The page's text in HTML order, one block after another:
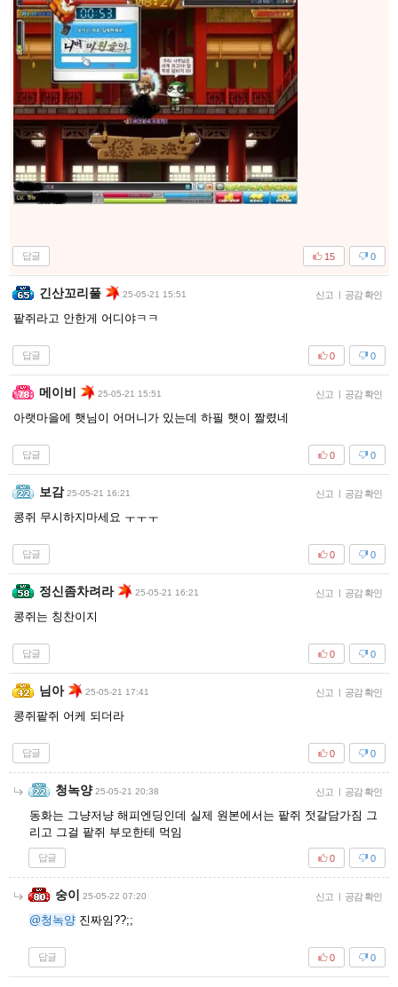
답글 0
15
긴산꼬리풀 25-05-21 15:51 신고 공감 확인
팥쥐라고 안한게 어디야ㅋㅋ
답글 0
0
메이비 25-05-21 15:51 신고 공감 확인
아랫마을에 햇님이 어머니가 있는데 하필 햇이 짤렸네
답글 0
0
보감 25-05-21 16:21 신고 공감 확인
콩쥐 무시하지마세요 ㅜㅜㅜ
답글 0
0
정신좀차려라 25-05-21 16:21 신고 공감 확인
콩쥐는 칭찬이지
답글 0
0
님아 25-05-21 17:41 신고 공감 확인
콩쥐팥쥐 어케 되더라
답글 0
0
청녹양 25-05-21 20:38 신고 공감 확인
동화는 그냥저냥 해피엔딩인데 실제 원본에서는 팥쥐 젓갈담가짐 그
리고 그걸 팥쥐 부모한테 먹임
답글 0
0
숭이 25-05-22 07:20 신고 공감 확인
@청녹양 진짜임??;;
답글 0
0